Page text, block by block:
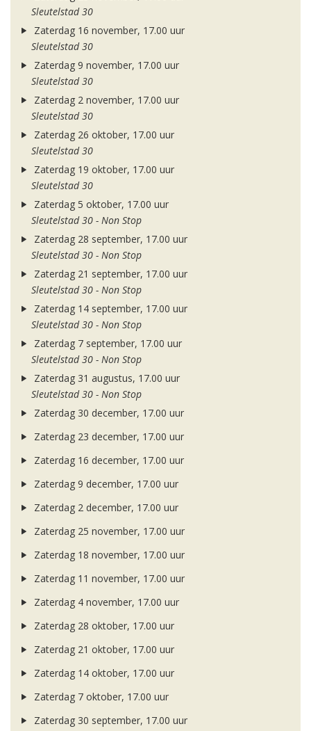
Sleutelstad 30
Zaterdag 16 november, 17.00 uur
Sleutelstad 30
Zaterdag 9 november, 17.00 uur
Sleutelstad 30
Zaterdag 2 november, 17.00 uur
Sleutelstad 30
Zaterdag 26 oktober, 17.00 uur
Sleutelstad 30
Zaterdag 19 oktober, 17.00 uur
Sleutelstad 30
Zaterdag 5 oktober, 17.00 uur
Sleutelstad 30 - Non Stop
Zaterdag 28 september, 17.00 uur
Sleutelstad 30 - Non Stop
Zaterdag 21 september, 17.00 uur
Sleutelstad 30 - Non Stop
Zaterdag 14 september, 17.00 uur
Sleutelstad 30 - Non Stop
Zaterdag 7 september, 17.00 uur
Sleutelstad 30 - Non Stop
Zaterdag 31 augustus, 17.00 uur
Sleutelstad 30 - Non Stop
Zaterdag 30 december, 17.00 uur
Zaterdag 23 december, 17.00 uur
Zaterdag 16 december, 17.00 uur
Zaterdag 9 december, 17.00 uur
Zaterdag 2 december, 17.00 uur
Zaterdag 25 november, 17.00 uur
Zaterdag 18 november, 17.00 uur
Zaterdag 11 november, 17.00 uur
Zaterdag 4 november, 17.00 uur
Zaterdag 28 oktober, 17.00 uur
Zaterdag 21 oktober, 17.00 uur
Zaterdag 14 oktober, 17.00 uur
Zaterdag 7 oktober, 17.00 uur
Zaterdag 30 september, 17.00 uur